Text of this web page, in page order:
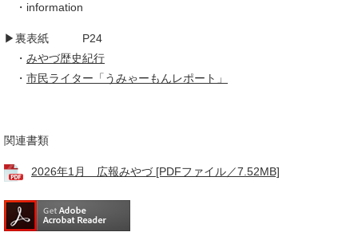
・information
▶裏表紙 P24
・ みやづ歴史紀行
・ 市民ライター 「うみゃーもんレポート」
関連書類
2026年1月 広報みやづ [PDFファイル／7.52MB]